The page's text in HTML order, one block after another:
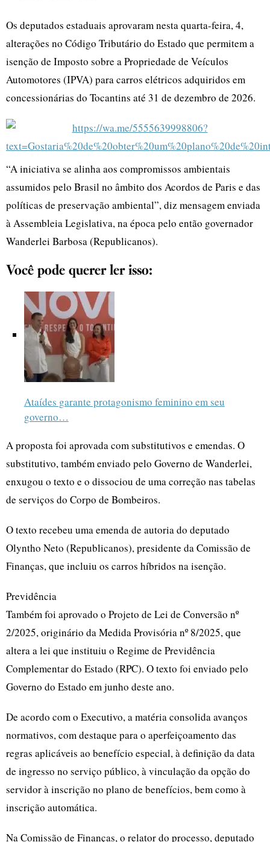
Os deputados estaduais aprovaram nesta quarta-feira, 4,
alterações no Código Tributário do Estado que permitem a
isenção de Imposto sobre a Propriedade de Veículos
Automotores (IPVA) para carros elétricos adquiridos em
concessionárias do Tocantins até 31 de dezembro de 2026.
“A iniciativa se alinha aos compromissos ambientais
assumidos pelo Brasil no âmbito dos Acordos de Paris e das
políticas de preservação ambiental”, diz mensagem enviada
à Assembleia Legislativa, na época pelo então governador
Wanderlei Barbosa (Republicanos).
Você pode querer ler isso:
Ataídes garante protagonismo feminino em seu
governo…
A proposta foi aprovada com substitutivos e emendas. O
substitutivo, também enviado pelo Governo de Wanderlei,
enxugou o texto e o dissociou de uma correção nas tabelas
de serviços do Corpo de Bombeiros.
O texto recebeu uma emenda de autoria do deputado
Olyntho Neto (Republicanos), presidente da Comissão de
Finanças, que incluiu os carros híbridos na isenção.
Previdência
Também foi aprovado o Projeto de Lei de Conversão nº
2/2025, originário da Medida Provisória nº 8/2025, que
altera a lei que instituiu o Regime de Previdência
Complementar do Estado (RPC). O texto foi enviado pelo
Governo do Estado em junho deste ano.
De acordo com o Executivo, a matéria consolida avanços
normativos, com destaque para o aperfeiçoamento das
regras aplicáveis ao benefício especial, à definição da data
de ingresso no serviço público, à vinculação da opção do
servidor à inscrição no plano de benefícios, bem como à
inscrição automática.
Na Comissão de Finanças, o relator do processo, deputado